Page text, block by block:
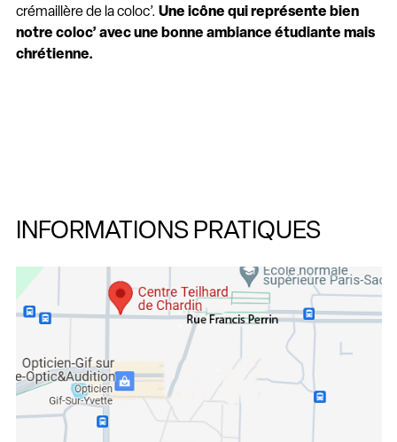
crémaillère de la coloc’. Une icône qui représente bien
notre coloc’ avec une bonne ambiance étudiante mais
chrétienne.
INFORMATIONS PRATIQUES